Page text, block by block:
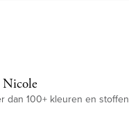
Nicole
dan 100+ kleuren en stoffen